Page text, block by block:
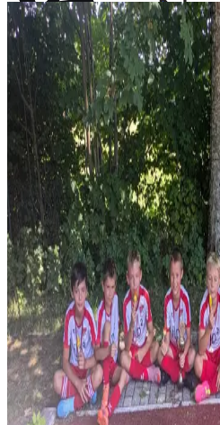
Aktuelles
Neuigkeiten aus dem Vereinsleben
News
28. Juli 2026
F-Jugend holt Platz 2 beim
Vier Gruppensiege ohne Gegentor
im Finale wird unsere F-Jugend
News
14. Juli 2026
Rückblick: 1. Fanclub
Endrunde auf unserem
36 Teams von FC-Bayern-Fanclubs
Wochenende voller Fußball – und
News
14. Juli 2026